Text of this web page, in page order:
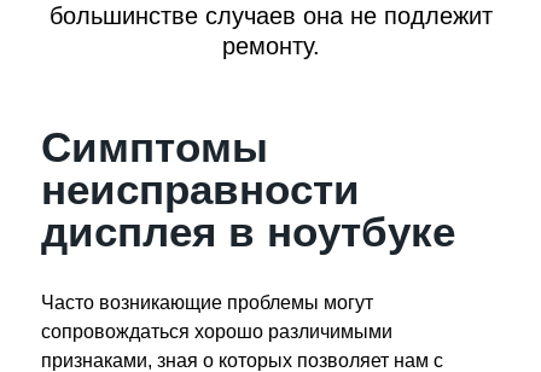
большинстве случаев она не подлежит
ремонту.
Симптомы
неисправности
дисплея в ноутбуке
Часто возникающие проблемы могут
сопровождаться хорошо различимыми
признаками, зная о которых позволяет нам с